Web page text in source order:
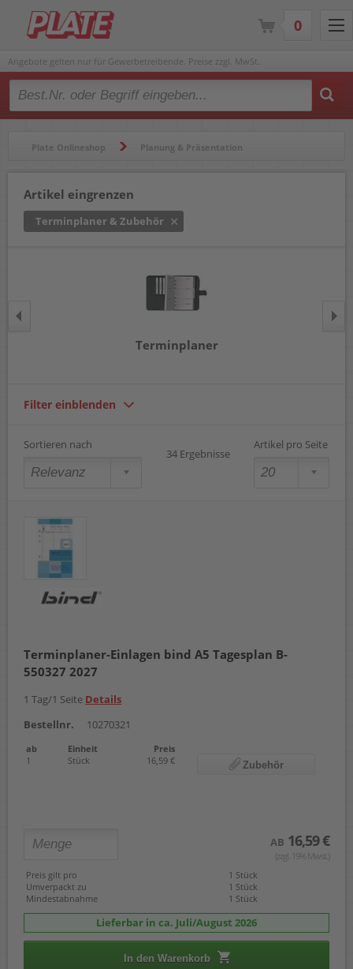
Angebote gelten nur für Gewerbetreibende. Preise zzgl. MwSt.
Type 2 or more characters for results.
Plate Onlineshop Planung & Präsentation
Artikel eingrenzen
Terminplaner & Zubehör
Terminplaner
Filter einblenden
Sortieren nach
34 Ergebnisse
Artikel pro Seite
Terminplaner-Einlagen bind A5 Tagesplan B-
550327 2027
1 Tag/1 Seite Details
Bestellnr.
10270321
ab Einheit
Preis
1
Stück 16,59 € Zubehör
AB 16,59 €
(zzgl. 19% Mwst.)
Preis gilt pro
1 Stück
Umverpackt zu
1 Stück
Mindestabnahme
1 Stück
Lieferbar in ca. Juli/August 2026
In den Warenkorb
0